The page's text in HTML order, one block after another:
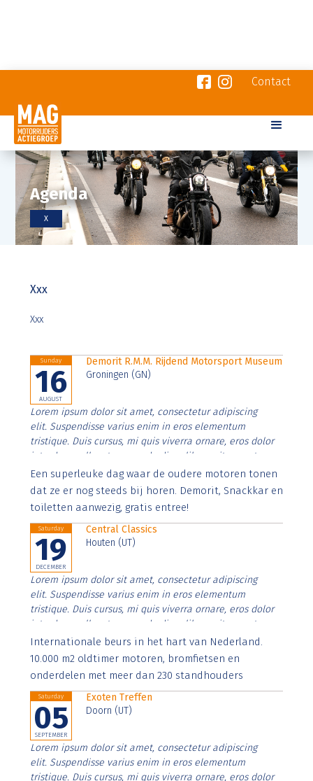
Contact
Agenda
X
Xxx
Xxx
Sunday
16
AUGUST
Demorit R.M.M. Rijdend Motorsport Museum
Groningen (GN)
Lorem ipsum dolor sit amet, consectetur adipiscing
elit. Suspendisse varius enim in eros elementum
tristique. Duis cursus, mi quis viverra ornare, eros dolor
interdum nulla, ut commodo diam libero vitae erat.
Aenean faucibus nibh et justo cursus id rutrum lorem
imperdiet. Nunc ut sem vitae risus tristique posuere.
Een superleuke dag waar de oudere motoren tonen
dat ze er nog steeds bij horen. Demorit, Snackkar en
toiletten aanwezig, gratis entree!
Saturday
19
DECEMBER
Central Classics
Houten (UT)
Lorem ipsum dolor sit amet, consectetur adipiscing
elit. Suspendisse varius enim in eros elementum
tristique. Duis cursus, mi quis viverra ornare, eros dolor
interdum nulla, ut commodo diam libero vitae erat.
Aenean faucibus nibh et justo cursus id rutrum lorem
imperdiet. Nunc ut sem vitae risus tristique posuere.
Internationale beurs in het hart van Nederland.
10.000 m2 oldtimer motoren, bromfietsen en
onderdelen met meer dan 230 standhouders
Saturday
05
SEPTEMBER
Exoten Treffen
Doorn (UT)
Lorem ipsum dolor sit amet, consectetur adipiscing
elit. Suspendisse varius enim in eros elementum
tristique. Duis cursus, mi quis viverra ornare, eros dolor